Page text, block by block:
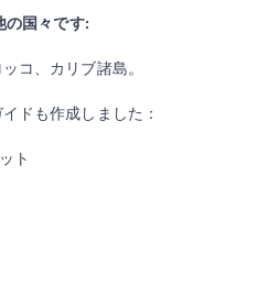
の国々です:
コ、カリブ諸島。
ドも作成しました：
ト